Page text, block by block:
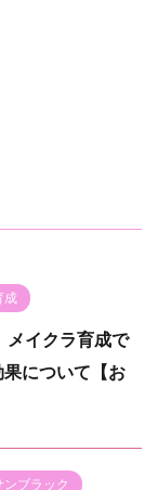
成
メイクラ育成で
について【お
ンブラック